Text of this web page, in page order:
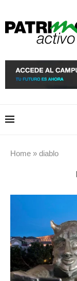
Home » diablo